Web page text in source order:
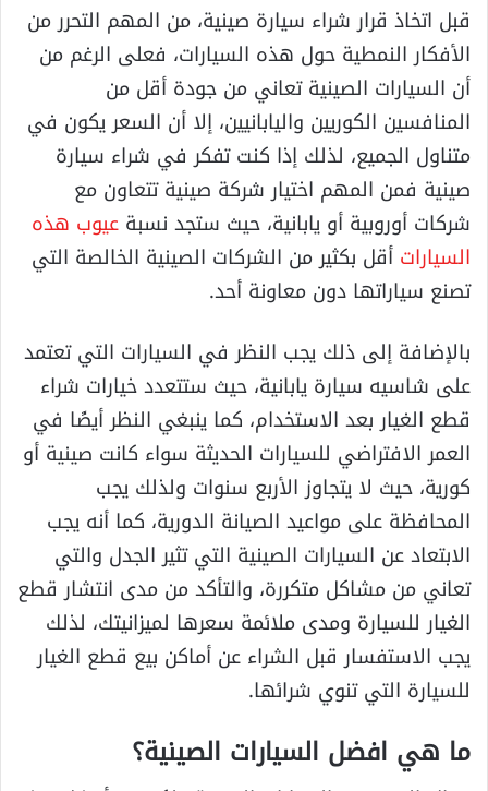
قبل اتخاذ قرار شراء سيارة صينية، من المهم التحرر من
الأفكار النمطية حول هذه السيارات، فعلى الرغم من
أن السيارات الصينية تعاني من جودة أقل من
المنافسين الكوريين واليابانيين، إلا أن السعر يكون في
متناول الجميع، لذلك إذا كنت تفكر في شراء سيارة
صينية فمن المهم اختيار شركة صينية تتعاون مع
شركات أوروبية أو يابانية، حيث ستجد نسبة عيوب هذه
السيارات أقل بكثير من الشركات الصينية الخالصة التي
تصنع سياراتها دون معاونة أحد.
بالإضافة إلى ذلك يجب النظر في السيارات التي تعتمد
على شاسيه سيارة يابانية، حيث ستتعدد خيارات شراء
قطع الغيار بعد الاستخدام، كما ينبغي النظر أيضًا في
العمر الافتراضي للسيارات الحديثة سواء كانت صينية أو
كورية، حيث لا يتجاوز الأربع سنوات ولذلك يجب
المحافظة على مواعيد الصيانة الدورية، كما أنه يجب
الابتعاد عن السيارات الصينية التي تثير الجدل والتي
تعاني من مشاكل متكررة، والتأكد من مدى انتشار قطع
الغيار للسيارة ومدى ملائمة سعرها لميزانيتك، لذلك
يجب الاستفسار قبل الشراء عن أماكن بيع قطع الغيار
للسيارة التي تنوي شرائها.
ما هي افضل السيارات الصينية؟